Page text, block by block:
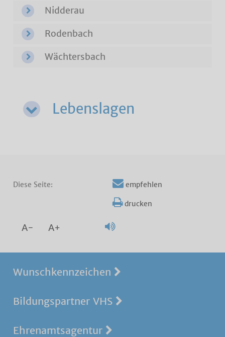
Nidderau
Rodenbach
Wächtersbach
Lebenslagen
Diese Seite: empfehlen
drucken
A- A+
Wunschkennzeichen
Bildungspartner VHS
Ehrenamtsagentur